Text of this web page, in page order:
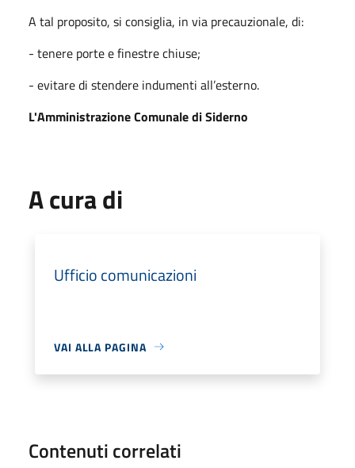
A tal proposito, si consiglia, in via precauzionale, di:
- tenere porte e finestre chiuse;
- evitare di stendere indumenti all’esterno.
L'Amministrazione Comunale di Siderno
A cura di
Ufficio comunicazioni
VAI ALLA PAGINA
Contenuti correlati